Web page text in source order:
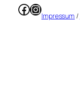
Facebook
Instagram
Impressum /